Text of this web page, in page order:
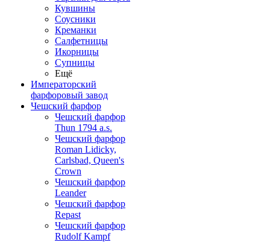
Кувшины
Соусники
Креманки
Салфетницы
Икорницы
Супницы
Ещё
Императорский
фарфоровый завод
Чешский фарфор
Чешский фарфор
Thun 1794 a.s.
Чешский фарфор
Roman Lidicky,
Carlsbad, Queen's
Crown
Чешский фарфор
Leander
Чешский фарфор
Repast
Чешский фарфор
Rudolf Kampf